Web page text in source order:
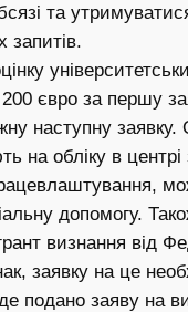
та
запитів.
євро за першу
наступну заявку.
на обліку в центрі
допомогу.
визнання від
заявку на це
подано заяву на